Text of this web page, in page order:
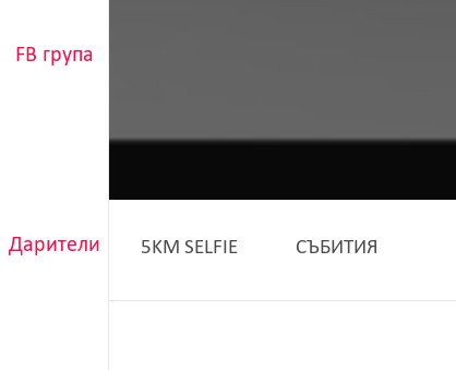
FB група
Дарители 5KM SELFIE СЪБИТИЯ